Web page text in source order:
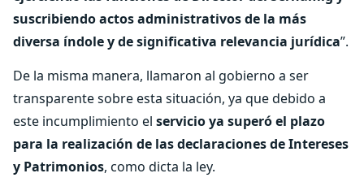
suscribiendo actos administrativos de la más
diversa índole y de significativa relevancia jurídica”.
De la misma manera, llamaron al gobierno a ser
transparente sobre esta situación, ya que debido a
este incumplimiento el servicio ya superó el plazo
para la realización de las declaraciones de Intereses
y Patrimonios, como dicta la ley.